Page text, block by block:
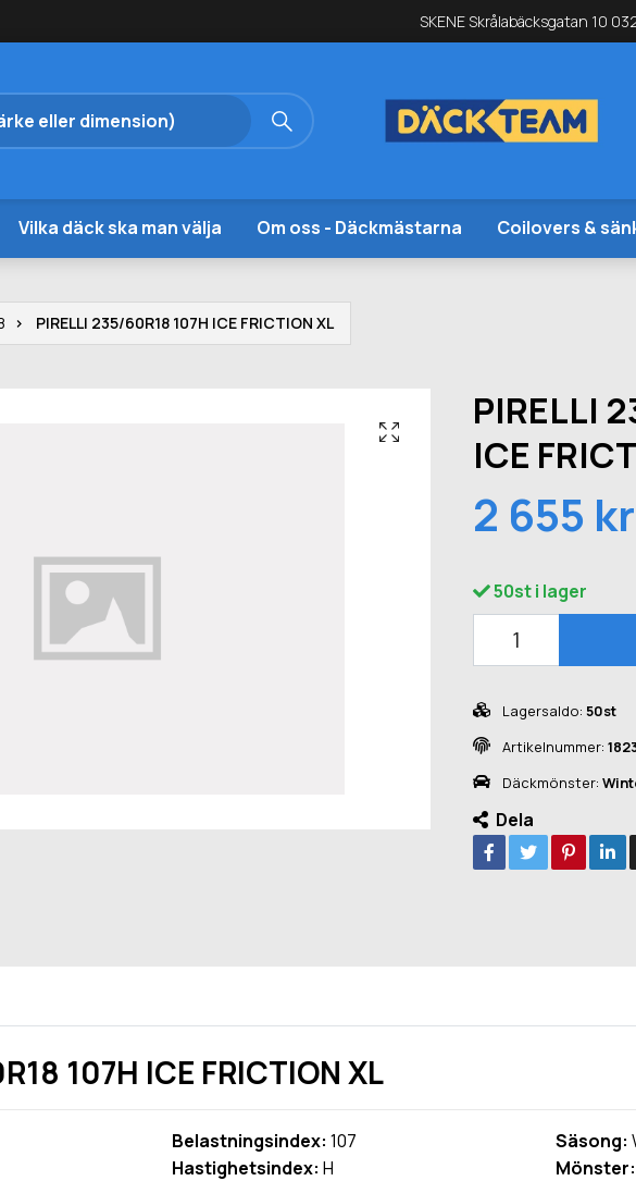
SKENE Skrålabäcksgatan 10
Vilka däck ska man välja Om oss - Däckmästarna Coilovers &
PIRELLI 235/60R18 107H ICE FRICTION XL
PIRELLI
ICE
2 655
50st i lager
Lagersaldo: 50st
Artikelnummer:
Däckmönster:
Dela
107H ICE FRICTION XL
Belastningsindex: 107
Hastighetsindex: H
Säsong:
Mönster: